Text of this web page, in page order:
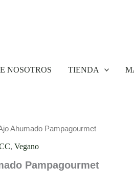
NOSOTROS TIENDA
Ahumado Pampagourmet
, Vegano
Pampagourmet